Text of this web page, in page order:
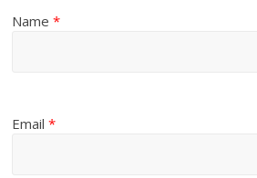
Name*
Email*